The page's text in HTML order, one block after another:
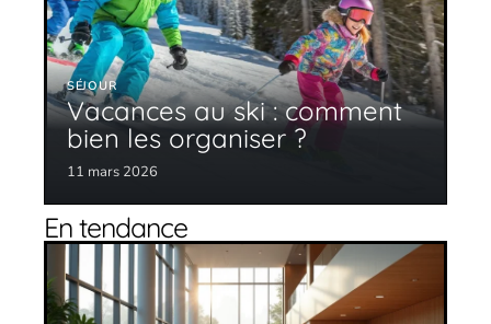
SÉJOUR
Vacances au ski : comment
bien les organiser ?
11 mars 2026
En tendance